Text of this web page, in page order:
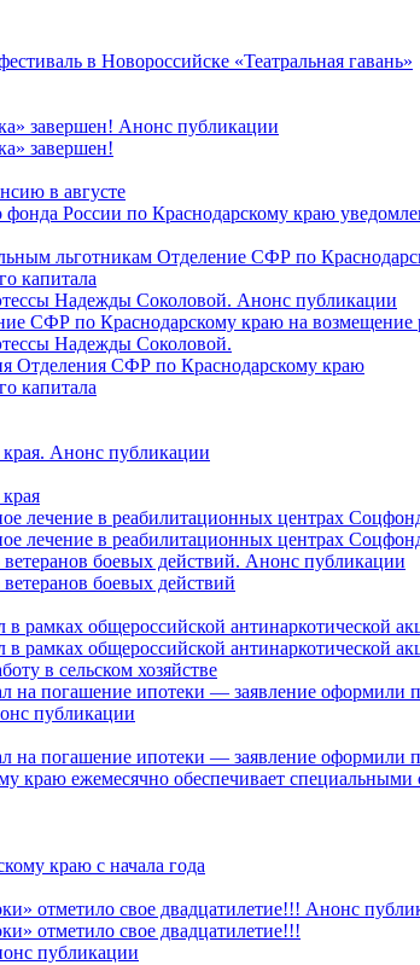
в Новороссийске «Театральная гавань»
завершен! Анонс публикации
завершен!
в августе
России по Краснодарскому краю
льготникам Отделение СФР по
капитала
Надежды Соколовой. Анонс публикации
СФР по Краснодарскому краю на возмещение
Надежды Соколовой.
Отделения СФР по Краснодарскому краю
капитала
края. Анонс публикации
лечение в реабилитационных центрах
лечение в реабилитационных центрах
боевых действий. Анонс публикации
боевых действий
рамках общероссийской антинаркотической
рамках общероссийской антинаркотической
в сельском хозяйстве
на погашение ипотеки — заявление оформили
публикации
на погашение ипотеки — заявление оформили
краю ежемесячно обеспечивает
краю с начала года
отметило свое двадцатилетие!!! Анонс
отметило свое двадцатилетие!!!
публикации